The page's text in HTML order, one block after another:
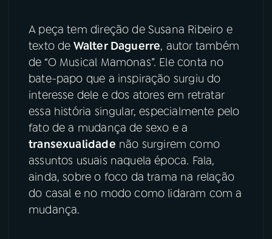
08PRÊMIO RÁDIO MEC
ACOMPANHE A RÁDIO MEC
YouTube Facebook
Instagram X
TikTok
A peça tem direção de Susana Ribeiro e
texto de Walter Daguerre, autor também
de “O Musical Mamonas”. Ele conta no
bate-papo que a inspiração surgiu do
interesse dele e dos atores em retratar
essa história singular, especialmente pelo
fato de a mudança de sexo e a
transexualidade não surgirem como
assuntos usuais naquela época. Fala,
ainda, sobre o foco da trama na relação
do casal e no modo como lidaram com a
mudança.